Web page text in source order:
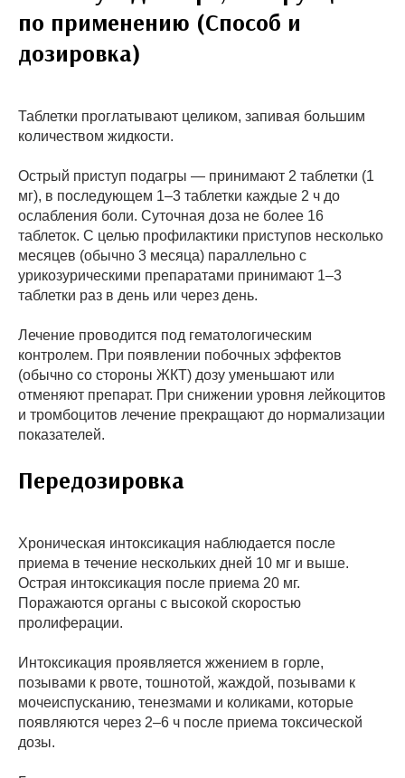
по применению (Способ и
дозировка)
Таблетки проглатывают целиком, запивая большим
количеством жидкости.
Острый приступ подагры — принимают 2 таблетки (1
мг), в последующем 1–3 таблетки каждые 2 ч до
ослабления боли. Суточная доза не более 16
таблеток. С целью профилактики приступов несколько
месяцев (обычно 3 месяца) параллельно с
урикозурическими препаратами принимают 1–3
таблетки раз в день или через день.
Лечение проводится под гематологическим
контролем. При появлении побочных эффектов
(обычно со стороны ЖКТ) дозу уменьшают или
отменяют препарат. При снижении уровня лейкоцитов
и тромбоцитов лечение прекращают до нормализации
показателей.
Передозировка
Хроническая интоксикация наблюдается после
приема в течение нескольких дней 10 мг и выше.
Острая интоксикация после приема 20 мг.
Поражаются органы с высокой скоростью
пролиферации.
Интоксикация проявляется жжением в горле,
позывами к рвоте, тошнотой, жаждой, позывами к
мочеиспусканию, тенезмами и коликами, которые
появляются через 2–6 ч после приема токсической
дозы.